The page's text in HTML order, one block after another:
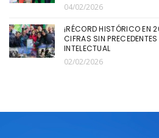
04/02/2026
¡RÉCORD HISTÓRICO EN
CIFRAS SIN
INTELECTUAL
02/02/2026